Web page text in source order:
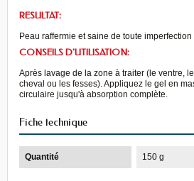
RESULTAT:
Peau raffermie et saine de toute imperfection
CONSEILS D'UTILISATION:
Après lavage de la zone à traiter (le ventre,
cheval ou les fesses). Appliquez le gel en
circulaire jusqu'à absorption complète.
Fiche technique
Quantité 150 g